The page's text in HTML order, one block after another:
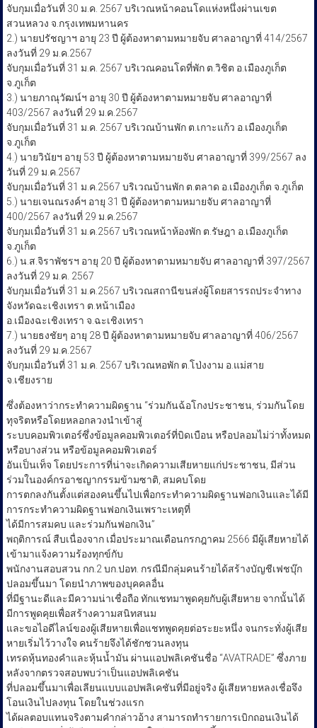
จับกุมเมื่อวันที่ 30 ม.ค. 2567 บริเวณหน้าคอนโดแห่งหนึ่งผ่านเขต
สวนหลวง จ.กรุงเทพมหานคร
2.) นายปรัชญาฯ อายุ 23 ปี ผู้ต้องหาตามหมายจับ ศาลอาญาที่ 414/2567
ลงวันที่ 29 ม.ค.2567
จับกุมเมื่อวันที่ 31 ม.ค. 2567 บริเวณคอนโดที่พัก ต.วิชิต อ.เมืองภูเก็ต
จ.ภูเก็ต
3.) นายภาณุวัฒน์ฯ อายุ 30 ปี ผู้ต้องหาตามหมายจับ ศาลอาญาที่
403/2567 ลงวันที่ 29 ม.ค.2567
จับกุมเมื่อวันที่ 31 ม.ค. 2567 บริเวณบ้านพัก ต.เกาะแก้ว อ.เมืองภูเก็ต
จ.ภูเก็ต
4.) นายวินัยฯ อายุ 53 ปี ผู้ต้องหาตามหมายจับ ศาลอาญาที่ 399/2567 ลง
วันที่ 29 ม.ค.2567
จับกุมเมื่อวันที่ 31 ม.ค.2567 บริเวณบ้านพัก ต.ตลาด อ.เมืองภูเก็ต จ.ภูเก็ต
5.) นายเจนณรงค์ฯ อายุ 31 ปี ผู้ต้องหาตามหมายจับ ศาลอาญาที่
400/2567 ลงวันที่ 29 ม.ค.2567
จับกุมเมื่อวันที่ 31 ม.ค.2567 บริเวณหน้าห้องพัก ต.รัษฎา อ.เมืองภูเก็ต
จ.ภูเก็ต
6.) น.ส.จิราพัชรฯ อายุ 20 ปี ผู้ต้องหาตามหมายจับ ศาลอาญาที่ 397/2567
ลงวันที่ 29 ม.ค. 2567
จับกุมเมื่อวันที่ 31 ม.ค.2567 บริเวณสถานีขนส่งผู้โดยสารรถประจำทาง
จังหวัดฉะเชิงเทรา ต.หน้าเมือง
อ.เมืองฉะเชิงเทรา จ.ฉะเชิงเทรา
7.) นายธงชัยๆ อายุ 28 ปี ผู้ต้องหาตามหมายจับ ศาลอาญาที่ 406/2567
ลงวันที่ 29 ม.ค.2567
จับกุมเมื่อวันที่ 31 ม.ค. 2567 บริเวณหอพัก ต.โป่งงาม อ.แม่สาย
จ.เชียงราย
ซึ่งต้องหาว่ากระทำความผิดฐาน “ร่วมกันฉ้อโกงประชาชน, ร่วมกันโดย
ทุจริตหรือโดยหลอกลวงนำเข้าสู่
ระบบคอมพิวเตอร์ซึ่งข้อมูลคอมพิวเตอร์ที่บิดเบือน หรือปลอมไม่ว่าทั้งหมด
หรือบางส่วน หรือข้อมูลคอมพิวเตอร์
อันเป็นเท็จ โดยประการที่น่าจะเกิดความเสียหายแก่ประชาชน, มีส่วน
ร่วมในองค์กรอาชญากรรมข้ามซาติ, สมคบโดย
การตกลงกันตั้งแต่สองคนขึ้นไปเพื่อกระทำความผิดฐานฟอกเงินและได้มี
การกระทำความผิดฐานฟอกเงินเพราะเหตุที่
ได้มีการสมคบ และร่วมกันฟอกเงิน”
พฤติการณ์ สืบเนื่องจาก เมื่อประมาณเดือนกรกฎาคม 2566 มีผู้เสียหายได้
เข้ามาแจ้งความร้องทุกข์กับ
พนักงานสอบสวน กก.2 บก.ปอท. กรณีมีกลุ่มคนร้ายได้สร้างบัญชีเฟชบุ๊ก
ปลอมขึ้นมา โดยนำภาพของบุคคลอื่น
ที่มีฐานะดีและมีความน่าเชื่อถือ ทักแชทมาพูดคุยกับผู้เสียหาย จากนั้นได้
มีการพูดคุยเพื่อสร้างความสนิทสนม
และขอไอดีไลน์ของผู้เสียหายเพื่อแชทพูดคุยต่อระยะหนึ่ง จนกระทั่งผู้เสีย
หายเริ่มไว้วางใจ คนร้ายจึงได้ชักชวนลงทุน
เทรดหุ้นทองคำและหุ้นน้ำมัน ผ่านแอปพลิเคชันชื่อ “AVATRADE” ซึ่งภาย
หลังจากตรวจสอบพบว่าเป็นแอปพลิเคชัน
ที่ปลอมขึ้นมาเพื่อเลียนแบบแอปพลิเคชันที่มีอยู่จริง ผู้เสียหายหลงเชื่อจึง
โอนเงินไปลงทุน โดยในช่วงแรก
ได้ผลตอบแทนจริงตามคำกล่าวอ้าง สามารถทำรายการเบิกถอนเงินได้